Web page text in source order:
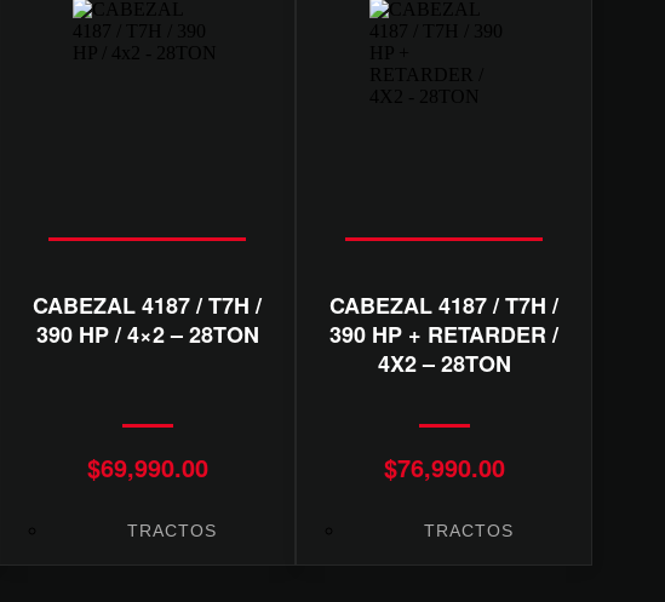
CABEZAL 4187 / T7H /
390 HP / 4×2 – 28TON
$69,990.00
TRACTOS
CABEZAL 4187 / T7H /
390 HP + RETARDER /
4X2 – 28TON
$76,990.00
TRACTOS